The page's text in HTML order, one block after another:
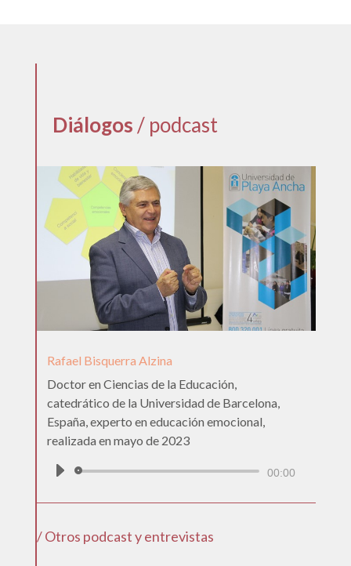
Diálogos / podcast
Rafael Bisquerra Alzina
Doctor en Ciencias de la Educación,
catedrático de la Universidad de Barcelona,
España, experto en educación emocional,
realizada en mayo de 2023
Reproductor
00:00
/ Otros podcast y entrevistas